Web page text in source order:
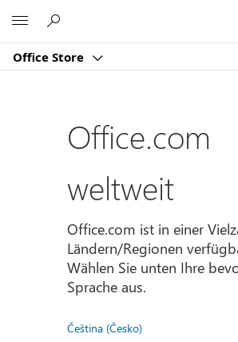
Office Store
Office.com
weltweit
Office.com ist in einer
Ländern/Regionen
Wählen Sie unten Ihre
Sprache aus.
Čeština (Česko)